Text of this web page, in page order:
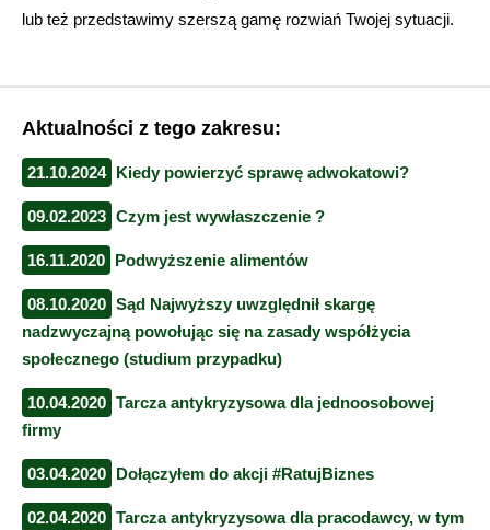
lub też przedstawimy szerszą gamę rozwiań Twojej sytuacji.
Aktualności z tego zakresu:
21.10.2024 Kiedy powierzyć sprawę adwokatowi?
09.02.2023 Czym jest wywłaszczenie ?
16.11.2020 Podwyższenie alimentów
08.10.2020 Sąd Najwyższy uwzględnił skargę
nadzwyczajną powołując się na zasady współżycia
społecznego (studium przypadku)
10.04.2020 Tarcza antykryzysowa dla jednoosobowej
firmy
03.04.2020 Dołączyłem do akcji #RatujBiznes
02.04.2020 Tarcza antykryzysowa dla pracodawcy, w tym